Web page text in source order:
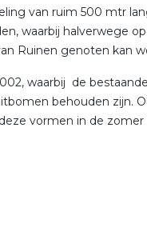
van ruim 500 mtr
waarbij halverwege
Ruinen genoten kan
waarbij de
behouden zijn.
vormen in de